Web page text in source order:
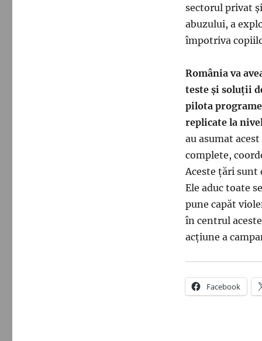
sectorul privat
abuzului, a
împotriva
România va
teste și soluții
pilota
replicate la
au asumat
complete,
Aceste țări sunt
Ele aduc toate
pune capăt
în centrul
acțiune a
Facebook